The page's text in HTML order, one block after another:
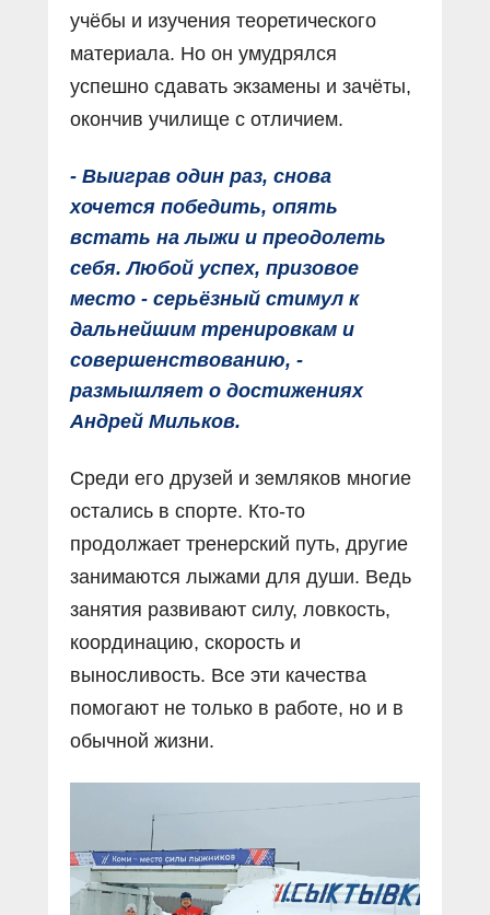
учёбы и изучения теоретического
материала. Но он умудрялся
успешно сдавать экзамены и зачёты,
окончив училище с отличием.
- Выиграв один раз, снова
хочется победить, опять
встать на лыжи и преодолеть
себя. Любой успех, призовое
место - серьёзный стимул к
дальнейшим тренировкам и
совершенствованию, -
размышляет о достижениях
Андрей Мильков.
Среди его друзей и земляков многие
остались в спорте. Кто-то
продолжает тренерский путь, другие
занимаются лыжами для души. Ведь
занятия развивают силу, ловкость,
координацию, скорость и
выносливость. Все эти качества
помогают не только в работе, но и в
обычной жизни.